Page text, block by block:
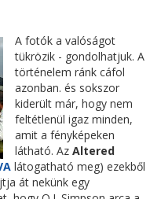
A fotók a valóságot
tükrözik - gondolhatjuk. A
történelem ránk cáfol
azonban. és sokszor
kiderült már, hogy nem
feltétlenül igaz minden,
amit a fényképeken
látható. Az Altered
látogatható meg) ezekből
át nekünk egy